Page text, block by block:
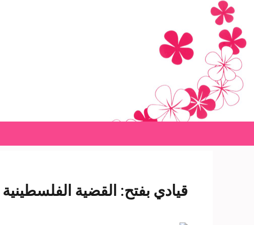
content
(Press
Enter)
قيادي بفتح: القضية